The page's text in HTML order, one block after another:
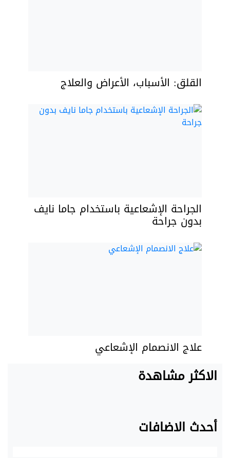
القلق: الأسباب، الأعراض والعلاج
الجراحة الإشعاعية باستخدام جاما نايف
بدون جراحة
علاج الانصمام الإشعاعي
الاكثر مشاهدة
أحدث الاضافات